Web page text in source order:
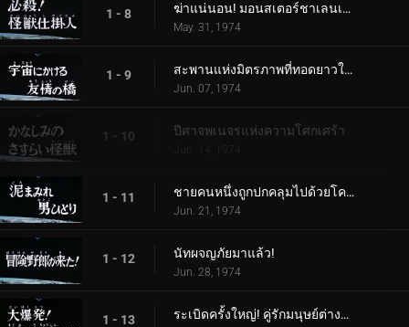
1 - 8 ฆ่าแน่นอน! มอนสเตอร์ชาเลนเจอร์!
May. 31, 1974
1 - 9 สะพานแห่งมิตรภาพที่ทอดยาวในอวกาศ
Jun. 07, 1974
1 - 10 ปีศาจพเนจรแห่งความโศกเศร้า
Jun. 14, 1974
1 - 11 ชายคนหนึ่งถูกปกคลุมไปด้วยโคลน
Jun. 21, 1974
1 - 12 นัทผจญภัยมาแล้ว!
Jun. 28, 1974
1 - 13 ระเบิดครั้งใหญ่! คู่รักมนุษย์ต่างดาวผู้สิ้นหวัง